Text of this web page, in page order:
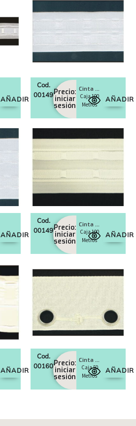
AÑADIR
Cod.
0014923Precio:
iniciar
sesión
Cinta cortina fruncidora 55
Caja 100
Metros
AÑADIR
AÑADIR
Cod.
0014929Precio:
iniciar
sesión
Cinta cortina tablas 230×100
Caja 100
Metros
AÑADIR
AÑADIR
Cod.
0016020Precio:
iniciar
sesión
Cinta cortina ojetes 23 ø
Caja 50
Metros
AÑADIR